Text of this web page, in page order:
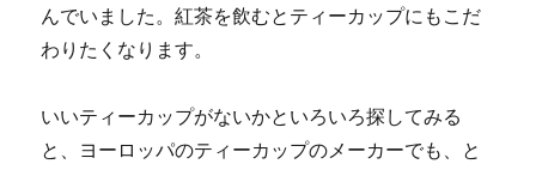
んでいました。紅茶を飲むとティーカップにもこだ
わりたくなります。
いいティーカップがないかといろいろ探してみる
と、ヨーロッパのティーカップのメーカーでも、と